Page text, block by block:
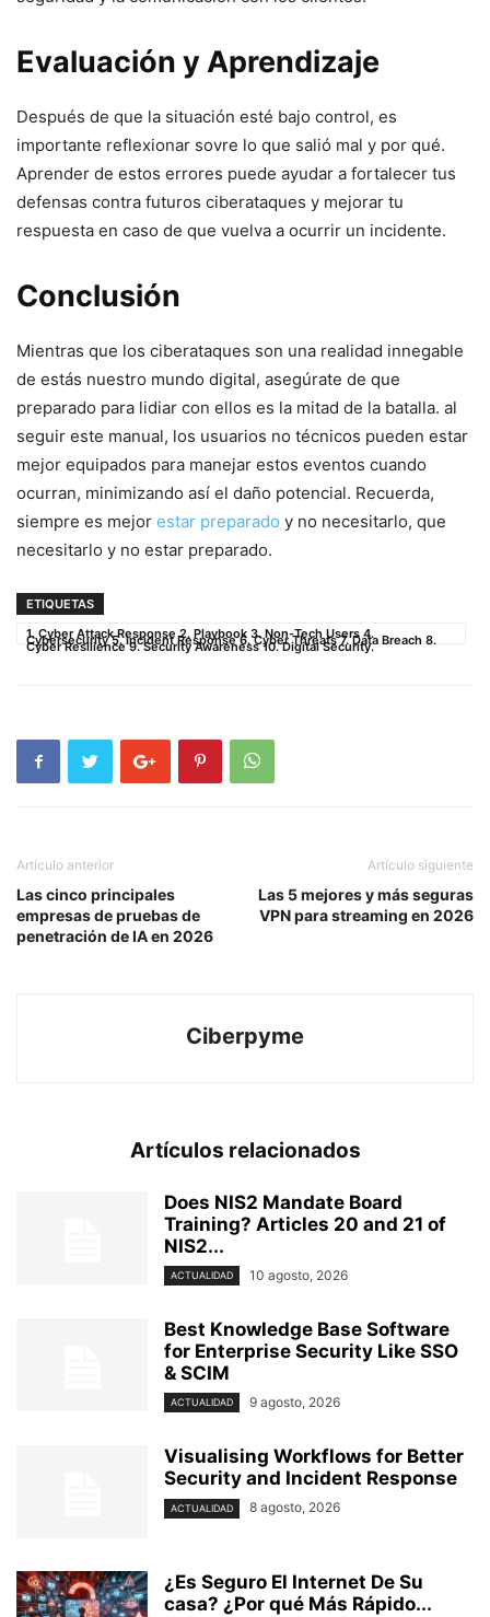
Evaluación y Aprendizaje
Después de ​que la situación⁢ esté bajo control,⁣ es
importante reflexionar sovre lo que salió‍ mal y por qué.
Aprender de estos errores puede ayudar a⁢ fortalecer tus
defensas contra futuros ciberataques y mejorar tu
⁤respuesta en caso de que vuelva a ocurrir un incidente.
Conclusión
Mientras que los ciberataques son una realidad innegable
de ⁢estás nuestro mundo digital,​ asegúrate de que
preparado ‍para​ lidiar con ellos es la mitad de la batalla. al
seguir este manual, los​ usuarios no técnicos pueden estar
mejor equipados para manejar estos eventos cuando
‍ocurran,⁤ minimizando así el daño⁣ potencial. Recuerda,
siempre es mejor estar preparado y no necesitarlo, que
necesitarlo ⁢y no estar preparado.
ETIQUETAS
1. Cyber Attack Response 2. Playbook 3. Non-Tech Users 4.
Cybersecurity 5. Incident Response 6. Cyber Threats 7. Data Breach 8.
Cyber Resilience 9. Security Awareness 10. Digital Security.
Artículo anterior
Las cinco principales
empresas de pruebas de
penetración de IA en 2026
Artículo siguiente
Las 5 mejores y más seguras
VPN para streaming en 2026
Ciberpyme
Artículos relacionados
Does NIS2 Mandate Board
Training? Articles 20 and 21 of
NIS2...
ACTUALIDAD 10 agosto, 2026
Best Knowledge Base Software
for Enterprise Security Like SSO
& SCIM
ACTUALIDAD 9 agosto, 2026
Visualising Workflows for Better
Security and Incident Response
ACTUALIDAD 8 agosto, 2026
¿Es Seguro El Internet De Su
casa? ⁢¿Por qué Más Rápido...